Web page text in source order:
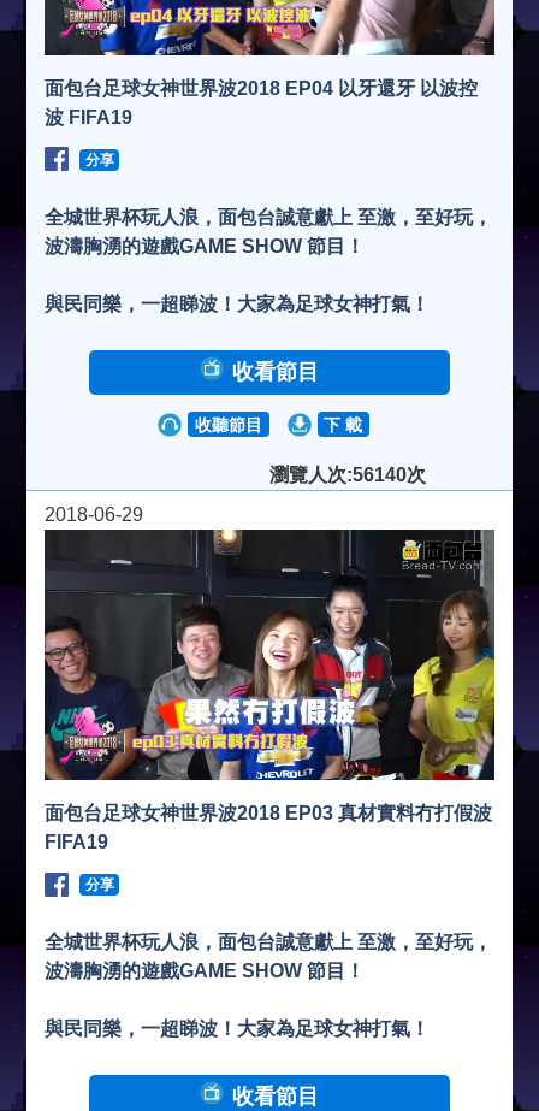
面包台足球女神世界波2018 EP04 以牙還牙 以波控
波 FIFA19
分享
全城世界杯玩人浪，面包台誠意獻上 至激，至好玩，
波濤胸湧的遊戲GAME SHOW 節目！
與民同樂，一超睇波！大家為足球女神打氣！
收看節目
收聽節目 下 載
瀏覽人次:56140次
2018-06-29
面包台足球女神世界波2018 EP03 真材實料冇打假波
FIFA19
分享
全城世界杯玩人浪，面包台誠意獻上 至激，至好玩，
波濤胸湧的遊戲GAME SHOW 節目！
與民同樂，一超睇波！大家為足球女神打氣！
收看節目